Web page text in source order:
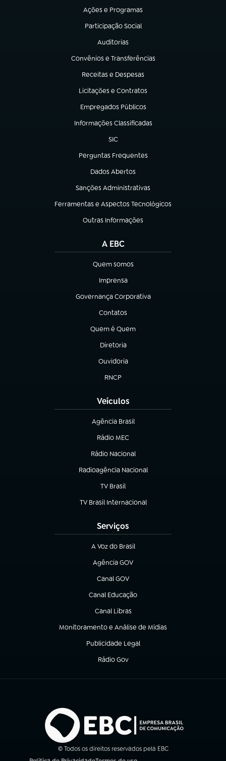
Ações e Programas
(abre em nova aba)
Participação Social
(abre em nova aba)
Auditorias
(abre em nova aba)
Convênios e Transferências
(abre em nova aba)
Receitas e Despesas
(abre em nova aba)
Licitações e Contratos
(abre em nova aba)
Empregados Públicos
(abre em nova aba)
Informações Classificadas
(abre em nova aba)
SIC
(abre em nova aba)
Perguntas Frequentes
(abre em nova aba)
Dados Abertos
(abre em nova aba)
Sanções Administrativas
(abre em nova aba)
Ferramentas e Aspectos Tecnológicos
(abre em nova aba)
Outras Informações
(abre em nova aba)
A EBC
Quem somos
(abre em nova aba)
Imprensa
(abre em nova aba)
Governança Corporativa
(abre em nova aba)
Contatos
(abre em nova aba)
Quem é Quem
(abre em nova aba)
Diretoria
(abre em nova aba)
Ouvidoria
(abre em nova aba)
RNCP
(abre em nova aba)
Veículos
Agência Brasil
(abre em nova aba)
Rádio MEC
Rádio Nacional
(abre em nova aba)
Radioagência Nacional
(abre em nova aba)
TV Brasil
(abre em nova aba)
TV Brasil Internacional
(abre em nova aba)
Serviços
A Voz do Brasil
(abre em nova aba)
Agência GOV
(abre em nova aba)
Canal GOV
(abre em nova aba)
Canal Educação
(abre em nova aba)
Canal Libras
(abre em nova aba)
Monitoramento e Análise de Mídias
(abre em nova aba)
Publicidade Legal
(abre em nova aba)
Rádio Gov
(abre em nova aba)
© Todos os direitos reservados pela EBC